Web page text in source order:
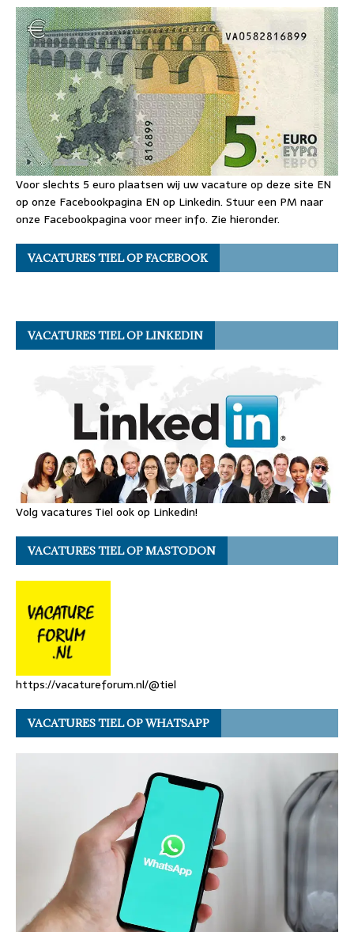
Voor slechts 5 euro plaatsen wij uw vacature op deze site EN
op onze Facebookpagina EN op Linkedin. Stuur een PM naar
onze Facebookpagina voor meer info. Zie hieronder.
VACATURES TIEL OP FACEBOOK
VACATURES TIEL OP LINKEDIN
Volg vacatures Tiel ook op Linkedin!
VACATURES TIEL OP MASTODON
https://vacatureforum.nl/@tiel
VACATURES TIEL OP WHATSAPP